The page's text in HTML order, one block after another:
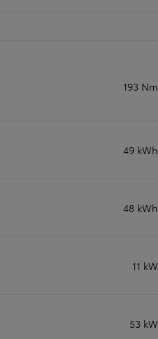
193 Nm
49 kWh
48 kWh
11 kW
53 kW